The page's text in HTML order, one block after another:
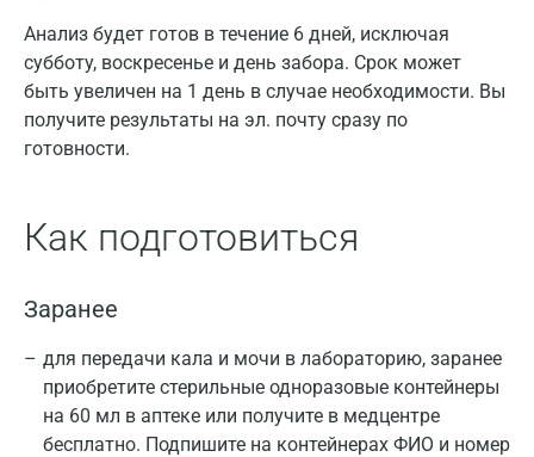
Анализ будет готов в течение 6 дней, исключая
субботу, воскресенье и день забора. Срок может
быть увеличен на 1 день в случае необходимости. Вы
получите результаты на эл. почту сразу по
готовности.
Как подготовиться
Заранее
для передачи кала и мочи в лабораторию, заранее
приобретите стерильные одноразовые контейнеры
на 60 мл в аптеке или получите в медцентре
бесплатно. Подпишите на контейнерах ФИО и номер